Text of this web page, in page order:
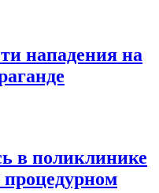
нападения на
в поликлинике